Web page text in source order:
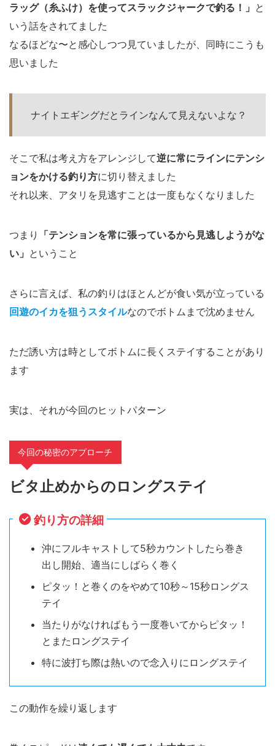
ラッグ（糸ふけ）を使ってスラックジャークで釣る！」 と
いう話をされてました
なるほどな〜と感心しつつ見ていましたが、同時にこうも
思いました
ナイトエギングだとラインなんて見えないよな？
そこで私は考え方をアレンジして逆に常にラインにテンシ
ョンをかける釣り方に切り替えました
それ以来、アタリを見逃すことは一度もなくなりました
つまり
「テンションを常に張っているから見逃しようがな
い」 ということ
さらに言えば、私の釣りはほとんどが食い気が立っている
回遊のイカを狙うスタイルなのでボトムまで沈めません
ただ誘い方は時としてボトムに長くステイすることがあり
ます
実は、それが今回のヒットパターン
今回の秘密のアプローチ
ビタ止めからのロングステイ
釣り方の詳細
沖にフルキャストして5秒カウントしたら巻き
出し開始、適当にしばらく巻く
ピタッ！と巻くのをやめて10秒～15秒ロングス
テイ
当たりがなければもう一度巻いてからピタッ！
とまたロングステイ
特に波打ち際は熱いので念入りにロングステイ
この動作を繰り返します